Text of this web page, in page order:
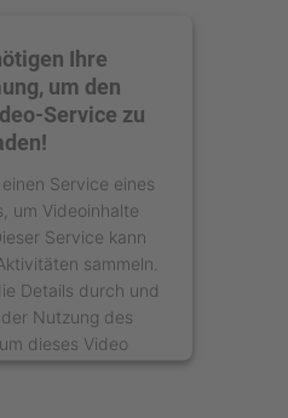
Ihre
um den
Service zu
Service eines
um Videoinhalte
Service kann
sammeln.
Details durch und
Nutzung des
dieses Video